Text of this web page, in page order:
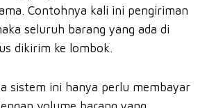
Contohnya kali ini pengiriman
seluruh barang yang ada di
dikirim ke lombok.
sistem ini hanya perlu membayar